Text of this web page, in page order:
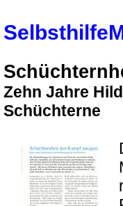
Zehn Jahre
Schüchterne